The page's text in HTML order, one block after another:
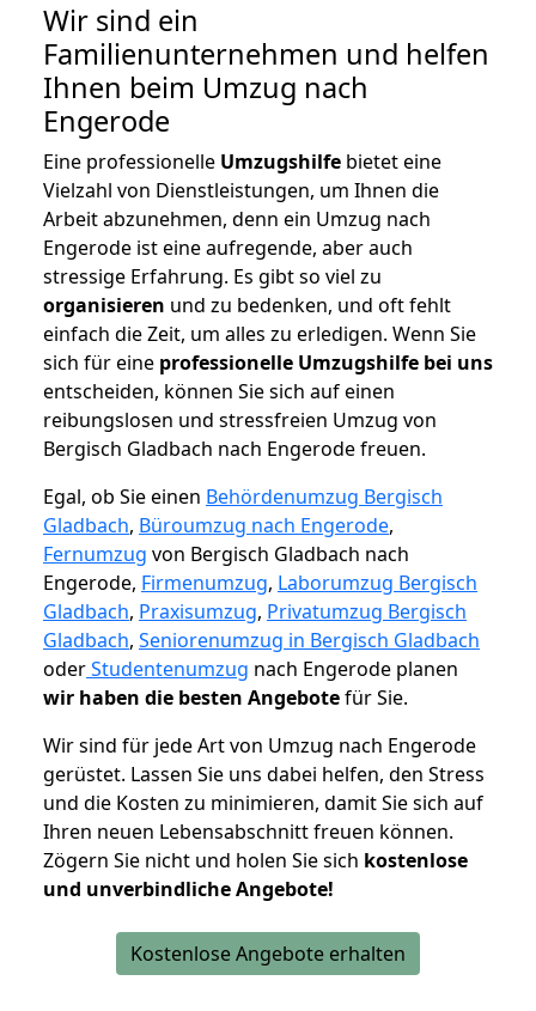
Wir sind ein
Familienunternehmen und helfen
Ihnen beim Umzug nach
Engerode
Eine professionelle Umzugshilfe bietet eine
Vielzahl von Dienstleistungen, um Ihnen die
Arbeit abzunehmen, denn ein Umzug nach
Engerode ist eine aufregende, aber auch
stressige Erfahrung. Es gibt so viel zu
organisieren und zu bedenken, und oft fehlt
einfach die Zeit, um alles zu erledigen. Wenn Sie
sich für eine professionelle Umzugshilfe bei uns
entscheiden, können Sie sich auf einen
reibungslosen und stressfreien Umzug von
Bergisch Gladbach nach Engerode freuen.
Egal, ob Sie einen Behördenumzug Bergisch
Gladbach, Büroumzug nach Engerode,
Fernumzug von Bergisch Gladbach nach
Engerode, Firmenumzug, Laborumzug Bergisch
Gladbach, Praxisumzug, Privatumzug Bergisch
Gladbach, Seniorenumzug in Bergisch Gladbach
oderStudentenumzug nach Engerode planen
wir haben die besten Angebotefür Sie.
Wir sind für jede Art von Umzug nach Engerode
gerüstet. Lassen Sie uns dabei helfen, den Stress
und die Kosten zu minimieren, damit Sie sich auf
Ihren neuen Lebensabschnitt freuen können.
Zögern Sie nicht und holen Sie sich kostenlose
und unverbindliche Angebote!
Kostenlose Angebote erhalten